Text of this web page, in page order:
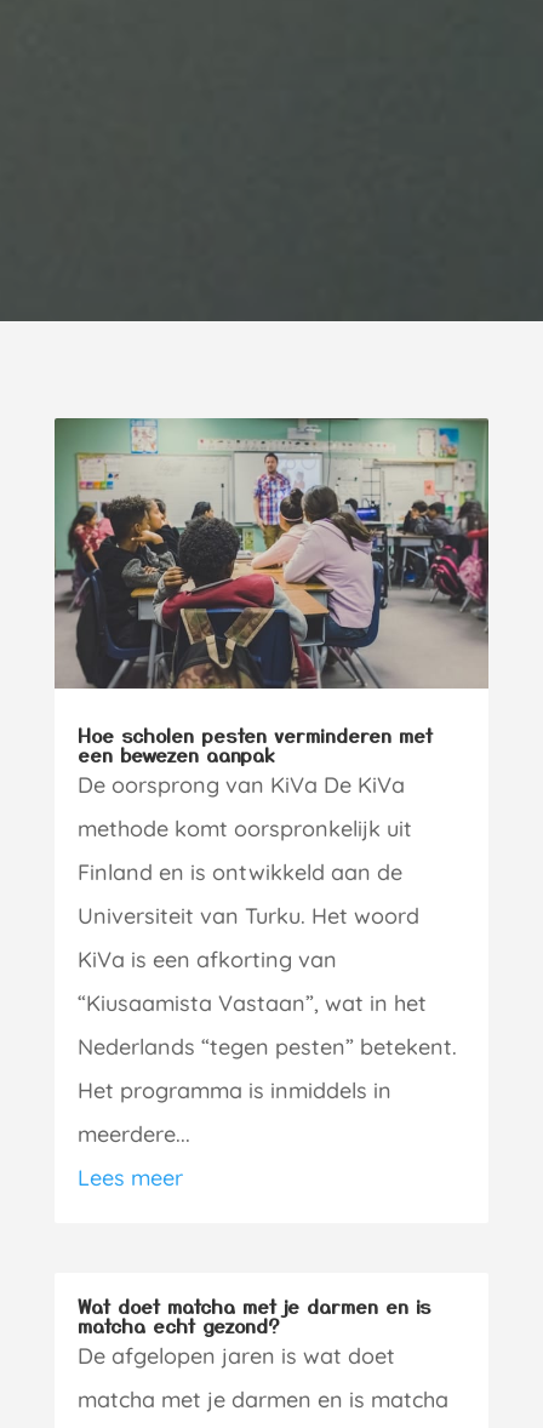
Hoe scholen pesten verminderen met
een bewezen aanpak
De oorsprong van KiVa De KiVa
methode komt oorspronkelijk uit
Finland en is ontwikkeld aan de
Universiteit van Turku. Het woord
KiVa is een afkorting van
“Kiusaamista Vastaan”, wat in het
Nederlands “tegen pesten” betekent.
Het programma is inmiddels in
meerdere...
Lees meer
Wat doet matcha met je darmen en is
matcha echt gezond?
De afgelopen jaren is wat doet
matcha met je darmen en is matcha